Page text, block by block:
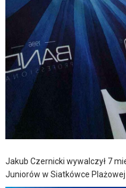
Jakub Czernicki wywalczył 7
Juniorów w Siatkówce Plażowej